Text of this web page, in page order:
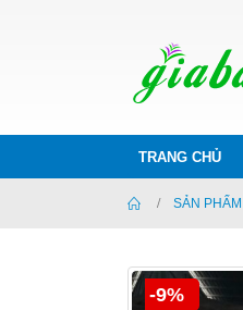
TRANG CHỦ
SẢN PHẨM
-9%